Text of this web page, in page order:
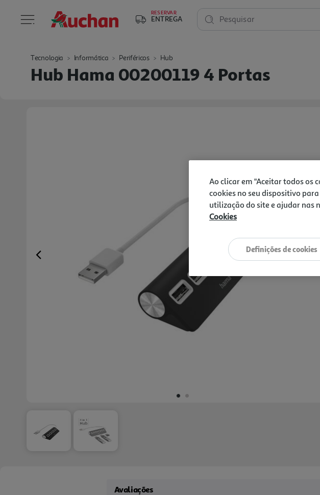
RESERVAR
ENTREGA Pesquisar
Tecnologia Informática Periféricos Hub
Hub Hama 00200119 4 Portas
Previous
Avaliações
Ao clicar em "Aceitar todos os
cookies no seu dispositivo
utilização do site e ajudar nas
Cookies
Definições de cookies